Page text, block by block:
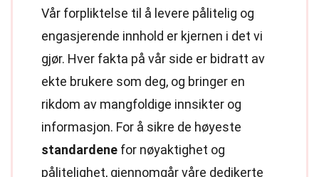
Vår forpliktelse til å levere pålitelig og
engasjerende innhold er kjernen i det vi
gjør. Hver fakta på vår side er bidratt av
ekte brukere som deg, og bringer en
rikdom av mangfoldige innsikter og
informasjon. For å sikre de høyeste
standardene for nøyaktighet og
pålitelighet, gjennomgår våre dedikerte